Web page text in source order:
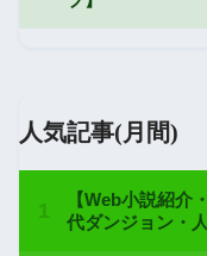
人気記事(月間)